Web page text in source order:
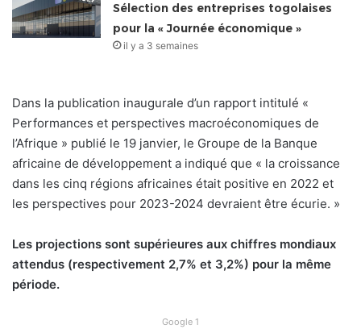
Sélection des entreprises togolaises
pour la « Journée économique »
il y a 3 semaines
Dans la publication inaugurale d’un rapport intitulé «
Performances et perspectives macroéconomiques de
l’Afrique » publié le 19 janvier, le Groupe de la Banque
africaine de développement a indiqué que « la croissance
dans les cinq régions africaines était positive en 2022 et
les perspectives pour 2023-2024 devraient être écurie. »
Les projections sont supérieures aux chiffres mondiaux
attendus (respectivement 2,7% et 3,2%) pour la même
période.
Google 1